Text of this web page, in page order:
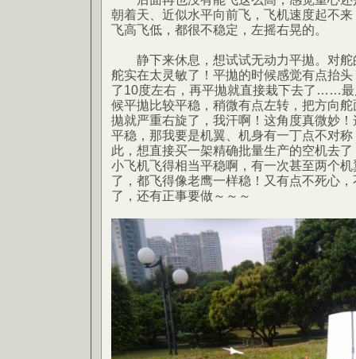
朝着天、近似水平向前飞，飞机速度起不
飞高飞低，都很不稳定，左摇右晃的。
静下来休息，想试试无动力平拋。对舵
舵实在太灵敏了！平拋的时候感觉有点抬
了10度左右，再平拋就直接栽下去了……
候平拋比较平稳，稍微有点左转，把方向
拋就严重右旋了，我汗啊！这角度真微妙
平稳，那我要是机翼、机身有一丁点不对
此，想直接买一架精确批量生产的空机去
小飞机飞得相当平稳啊，有一次甚至两个
了，都飞得像老鹰一样稳！又有点不死心
了，还有正事要做～～～